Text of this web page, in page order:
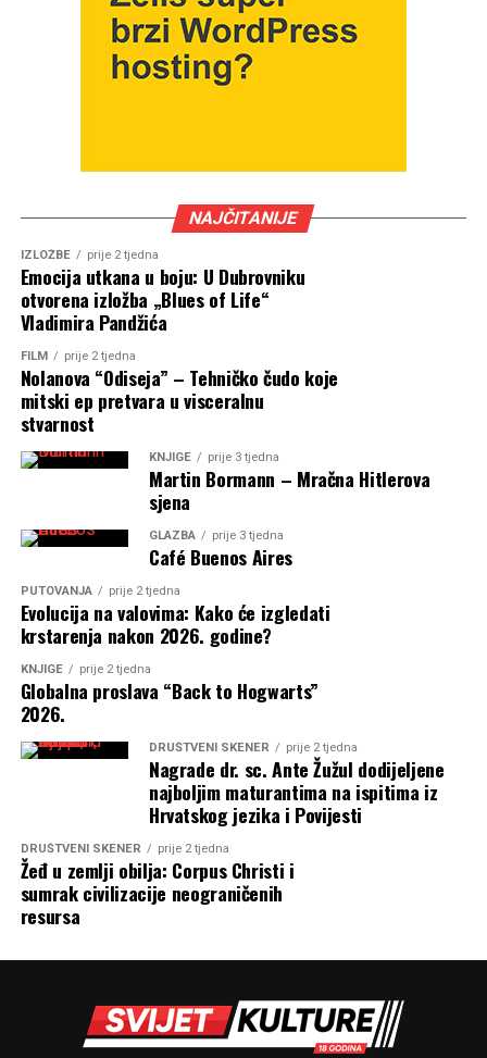
NAJČITANIJE
IZLOŽBE prije 2 tjedna
Emocija utkana u boju: U Dubrovniku
otvorena izložba „Blues of Life“
Vladimira Pandžića
FILM prije 2 tjedna
Nolanova “Odiseja” – Tehničko čudo koje
mitski ep pretvara u visceralnu
stvarnost
KNJIGE prije 3 tjedna
Martin Bormann – Mračna Hitlerova
sjena
GLAZBA prije 3 tjedna
Café Buenos Aires
PUTOVANJA prije 2 tjedna
Evolucija na valovima: Kako će izgledati
krstarenja nakon 2026. godine?
KNJIGE prije 2 tjedna
Globalna proslava “Back to Hogwarts”
2026.
DRUŠTVENI SKENER prije 2 tjedna
Nagrade dr. sc. Ante Žužul dodijeljene
najboljim maturantima na ispitima iz
Hrvatskog jezika i Povijesti
DRUŠTVENI SKENER prije 2 tjedna
Žeđ u zemlji obilja: Corpus Christi i
sumrak civilizacije neograničenih
resursa